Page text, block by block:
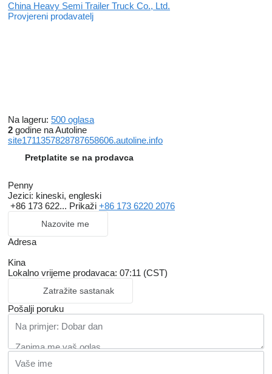
China Heavy Semi Trailer Truck Co., Ltd.
Provjereni prodavatelj
Na lageru: 500 oglasa
2 godine na Autoline
site1711357828787658606.autoline.info
Pretplatite se na prodavca
Penny
Jezici: kineski, engleski
+86 173 622... Prikaži +86 173 6220 2076
Nazovite me
Adresa
Kina
Lokalno vrijeme prodavaca: 07:11 (CST)
Zatražite sastanak
Pošalji poruku